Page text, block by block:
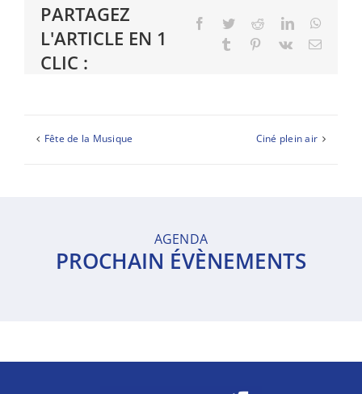
PARTAGEZ
L'ARTICLE EN 1
CLIC :
Facebook
TwitterRedditLinkedIn
Tumblr Pinterest
Vk Email
Fête de la Musique Ciné plein air
AGENDA
PROCHAIN ÉVÈNEMENTS